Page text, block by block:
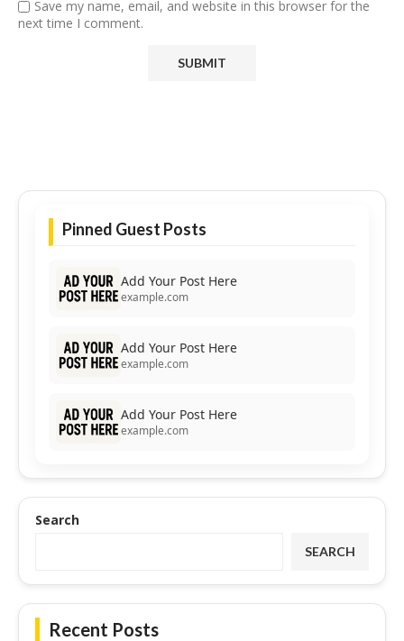
Save my name, email, and website in this browser for the
next time I comment.
Pinned Guest Posts
Add Your Post Here
example.com
Add Your Post Here
example.com
Add Your Post Here
example.com
Search
SEARCH
Recent Posts